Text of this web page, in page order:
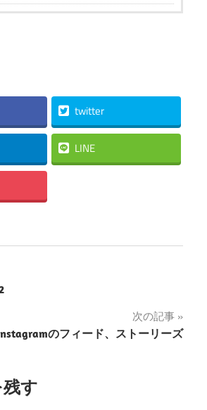
twitter
LINE
次の記事
のフィード、ストーリーズ
す